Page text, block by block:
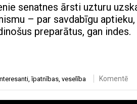
senatnes ārsti uzturu
– par savdabīgu
preparātus, gan indes.
,īpatnības veselība Komentē